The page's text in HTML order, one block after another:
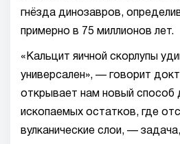
гнёзда динозавров,
примерно в 75 миллионов лет.
«Кальцит яичной скорлупы
универсален», — говорит
открывает нам новый способ
ископаемых остатков, где
вулканические слои, —